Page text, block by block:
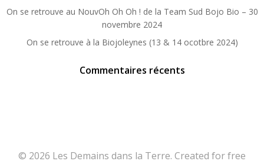
On se retrouve au NouvOh Oh Oh ! de la Team Sud Bojo Bio – 30
novembre 2024
On se retrouve à la Biojoleynes (13 & 14 ocotbre 2024)
Commentaires récents
© 2026 Les Demains dans la Terre. Created for free